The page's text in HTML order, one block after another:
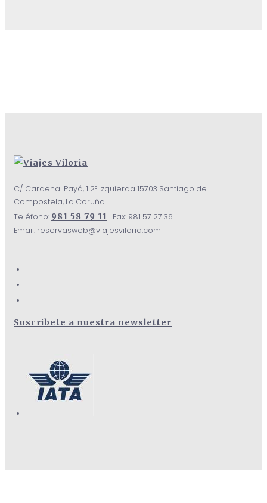
C/ Cardenal Payá, 1 2° Izquierda 15703 Santiago de
Compostela, La Coruña
Teléfono: 981 58 79 11 | Fax: 981 57 27 36
Email: reservasweb@viajesviloria.com
Suscribete a nuestra newsletter